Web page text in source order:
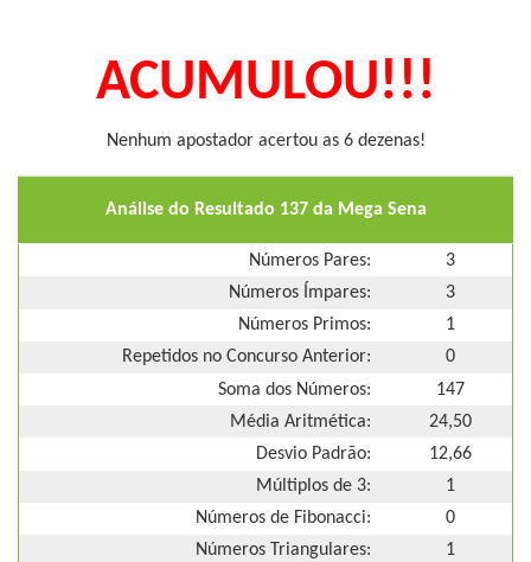
ACUMULOU!!!
Nenhum apostador acertou as 6 dezenas!
Análise do Resultado 137 da Mega Sena
Números Pares:
3
Números Ímpares:
3
Números Primos:
1
Repetidos no Concurso Anterior:
0
Soma dos Números:
147
Média Aritmética:
24,50
Desvio Padrão:
12,66
Múltiplos de 3:
1
Números de Fibonacci:
0
Números Triangulares:
1